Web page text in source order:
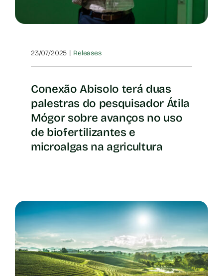
23/07/2025 | Releases
Conexão Abisolo terá duas
palestras do pesquisador Átila
Mógor sobre avanços no uso
de biofertilizantes e
microalgas na agricultura